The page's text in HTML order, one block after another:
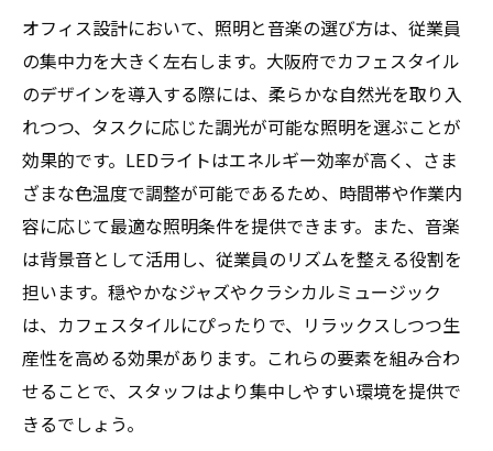
オフィス設計において、照明と音楽の選び方は、従業員
の集中力を大きく左右します。大阪府でカフェスタイル
のデザインを導入する際には、柔らかな自然光を取り入
れつつ、タスクに応じた調光が可能な照明を選ぶことが
効果的です。LEDライトはエネルギー効率が高く、さま
ざまな色温度で調整が可能であるため、時間帯や作業内
容に応じて最適な照明条件を提供できます。また、音楽
は背景音として活用し、従業員のリズムを整える役割を
担います。穏やかなジャズやクラシカルミュージック
は、カフェスタイルにぴったりで、リラックスしつつ生
産性を高める効果があります。これらの要素を組み合わ
せることで、スタッフはより集中しやすい環境を提供で
きるでしょう。